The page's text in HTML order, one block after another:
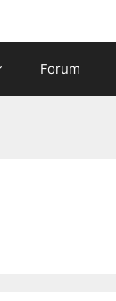
Forum